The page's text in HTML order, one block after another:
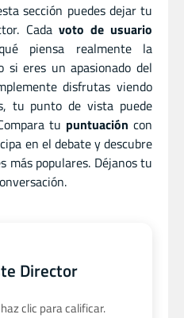
sección puedes dejar tu
Cada voto de usuario
piensa realmente la
si eres un apasionado del
disfrutas viendo
tu punto de vista puede
tu puntuación con
en el debate y descubre
más populares. Déjanos tu
Director
clic para calificar.